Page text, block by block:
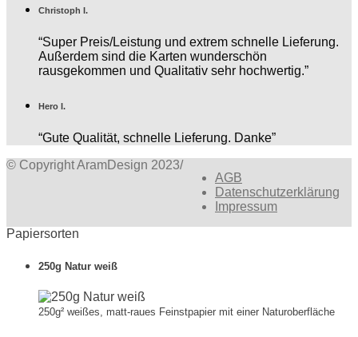
Christoph I.
“Super Preis/Leistung und extrem schnelle Lieferung.
Außerdem sind die Karten wunderschön
rausgekommen und Qualitativ sehr hochwertig.”
Hero I.
“Gute Qualität, schnelle Lieferung. Danke”
© Copyright AramDesign 2023/
AGB
Datenschutzerklärung
Impressum
Papiersorten
250g Natur weiß
250g² weißes, matt-raues Feinstpapier mit einer Naturoberfläche